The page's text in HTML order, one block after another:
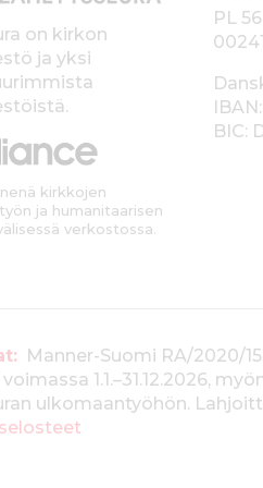
on kirkon
ja yksi
kirkkojen
ja humanitaarisen
verkostossa.
PL 56
BIC:
Manner-Suomi RA/2020/
voimassa 1.1.–31.12.2026,
ulkomaantyöhön.